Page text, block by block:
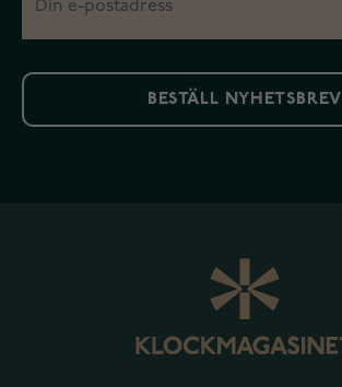
BESTÄLL NYHETSBREV